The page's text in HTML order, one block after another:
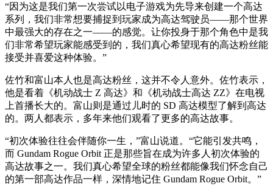
“因为这是我们第一次尝试以电子游戏为先导来创建一个高达
系列，我们非常想要捕捉到玩家成为高达驾驶员——那个世界
中最强大的存在之一——的感觉。让你投身于那个角色中是我
们非常希望玩家能感受到的，我们真心希望现有的高达粉丝能
接受并喜爱这种体验。”
佐竹和富山本人也是高达粉丝，这并不令人意外。佐竹表示，
他是看着《机动战士 Z 高达》和《机动战士高达 ZZ》在电视
上首播长大的。富山则是通过儿时的 SD 高达模型了解到高达
的。两人都表示，多年来他们观看了更多的高达故事。
“初次体验往往会伴随你一生，”富山说道。“它能引发共鸣，
而 Gundam Rogue Orbit 正是那些旨在成为许多人初次体验的
高达故事之一。我们真心希望全球的粉丝都能像我们怀念自己
的第一部高达作品一样，深情地记住 Gundam Rogue Orbit。”